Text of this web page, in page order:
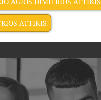
ATTIKIS